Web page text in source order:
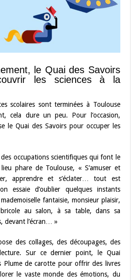
le Quai des Savoirs
les sciences à la
scolaires sont terminées à Toulouse
cela dure un peu. Pour l’occasion,
le Quai des Savoirs pour occuper les
des occupations scientifiques qui font le
phare de Toulouse, « S’amuser et
apprendre et s’éclater… tout est
essaie d’oublier quelques instants
fantaisie, monsieur plaisir,
au salon, à sa table, dans sa
devant l’écran… »
des collages, des découpages, des
Sur ce dernier point, le Quai
Plume de carotte pour offrir des livres
le vaste monde des émotions, du